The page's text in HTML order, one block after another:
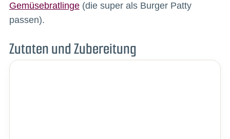
Gemüsebratlinge(die super als Burger Patty
passen).
Zutaten und Zubereitung